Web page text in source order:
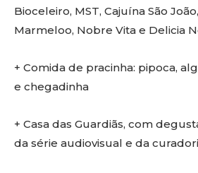
Bioceleiro, MST, Cajuína São
Marmeloo, Nobre Vita e Delicia
+ Comida de pracinha: pipoca,
e chegadinha
+ Casa das Guardiãs, com
da série audiovisual e da